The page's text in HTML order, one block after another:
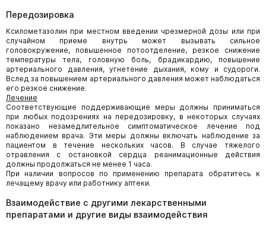
Передозировка
Ксилометазолин при местном введении чрезмерной дозы или при
случайном приеме внутрь может вызывать сильное
головокружение, повышенное потоотделение, резкое снижение
температуры тела, головную боль, брадикардию, повышение
артериального давления, угнетение дыхания, кому и судороги.
Вслед за повышением артериального давления может наблюдаться
его резкое снижение.
Лечение
Соответствующие поддерживающие меры должны приниматься
при любых подозрениях на передозировку, в некоторых случаях
показано незамедлительное симптоматическое лечение под
наблюдением врача. Эти меры должны включать наблюдение за
пациентом в течение нескольких часов. В случае тяжелого
отравления с остановкой сердца реанимационные действия
должны продолжаться не менее 1 часа.
При наличии вопросов по применению препарата обратитесь к
лечащему врачу или работнику аптеки.
Взаимодействие с другими лекарственными
препаратами и другие виды взаимодействия